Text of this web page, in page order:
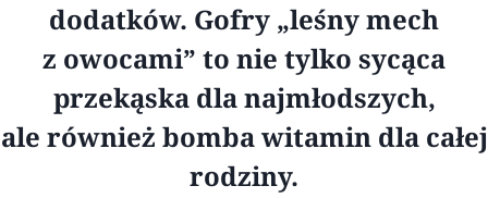
dodatków. Gofry „leśny mech
z owocami” to nie tylko sycąca
przekąska dla najmłodszych,
ale również bomba witamin dla całej
rodziny.